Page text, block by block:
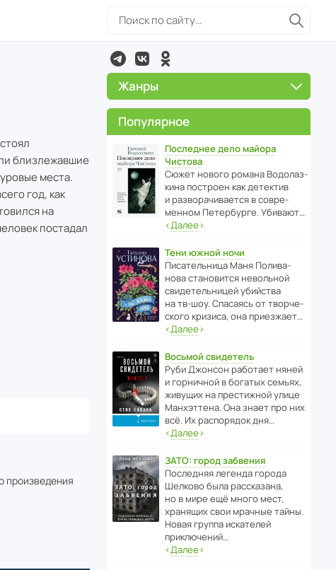
близлежавшие
места.
год, как
на
постадал
произведения
Жанры
Популярное
Последнее дело майора
Чистова
Сюжет нового романа Водо­ла­з­
кина пост­роен как дете­ктив
и разво­ра­чи­ва­ется в совре­
менном Пете­р­бурге. Убивают…
‹Далее›
Тени южной ночи
Писа­тель­ница Маня Поли­ва­
нова стано­вится невольной
свиде­тель­ницей убийства
на тв-шоу. Спасаясь от твор­че­
с­кого кризиса, она приезжает…
‹Далее›
Восьмой свидетель
Руби Джонсон рабо­тает няней
и горни­чной в богатых семьях,
живущих на прес­ти­жной улице
Манх­эт­тена. Она знает про них
всё. Их распо­рядок дня…
‹Далее›
ЗАТО: город забвения
После­дняя легенда города
Шелково была расска­зана,
но в мире ещё много мест,
хранящих свои мрачные тайны.
Новая группа иска­телей
приключений…
‹Далее›